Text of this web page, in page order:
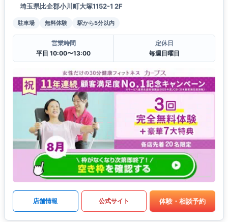
埼玉県比企郡小川町大塚1152-1 2F
駐車場 無料体験 駅から5分以内
営業時間
平日 10:00〜13:00
定休日
毎週日曜日
店舗情報 公式サイト 体験・相談予約